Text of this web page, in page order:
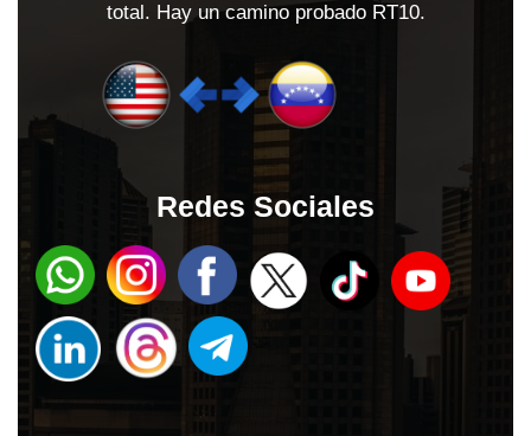
total. Hay un camino probado RT10.
Redes Sociales